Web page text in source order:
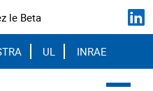
le Beta
UL INRAE